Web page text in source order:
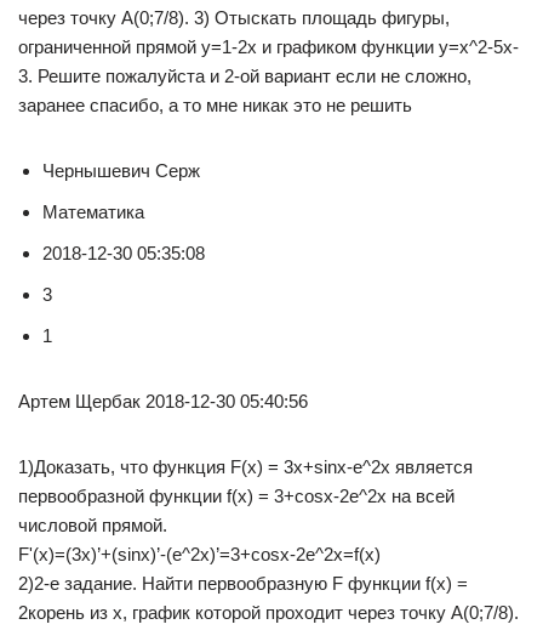
через точку A(0;7/8). 3) Отыскать площадь фигуры,
ограниченной прямой y=1-2x и графиком функции y=x^2-5x-
3. Решите пожалуйста и 2-ой вариант если не сложно,
заранее спасибо, а то мне никак это не решить
Чернышевич Серж
Математика
2018-12-30 05:35:08
3
1
Артем Щербак 2018-12-30 05:40:56
1)Доказать, что функция F(x) = 3x+sinx-e^2x является
первообразной функции f(x) = 3+cosx-2e^2x на всей
числовой прямой.
F'(x)=(3x)’+(sinx)’-(e^2x)’=3+cosx-2e^2x=f(x)
2)2-е задание. Найти первообразную F функции f(x) =
2корень из x, график которой проходит через точку A(0;7/8).